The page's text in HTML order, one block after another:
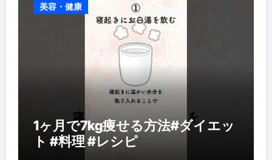
美容・健康
1ヶ月で7kg痩せる方法#ダイエッ
ト #料理 #レシピ